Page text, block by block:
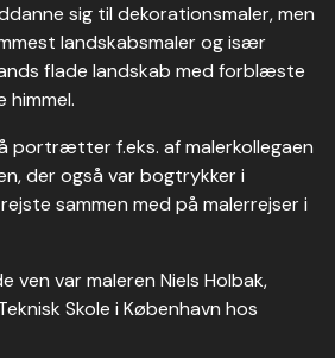
sig til dekorationsmaler, men
landskabsmaler og især
flade landskab med forblæste
portrætter f.eks. af malerkollegaen
der også var bogtrykker i
sammen med på malerrejser i
ven var maleren Niels Holbak,
Skole i København hos